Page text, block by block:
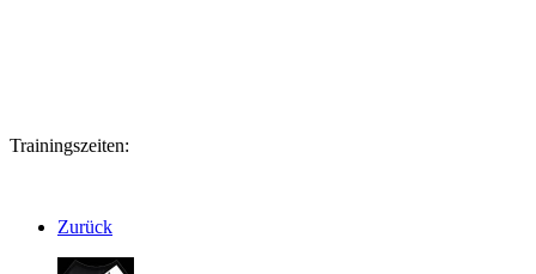
Trainingszeiten:
Zurück